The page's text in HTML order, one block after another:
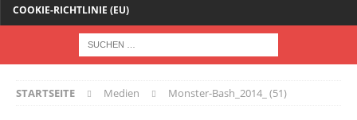
COOKIE-RICHTLINIE (EU)
STARTSEITE Medien Monster-Bash_2014_ (51)